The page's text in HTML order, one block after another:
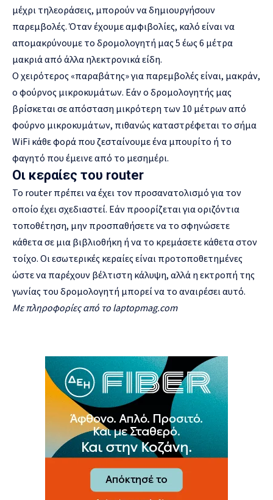
μέχρι τηλεοράσεις, μπορούν να δημιουργήσουν
παρεμβολές. Όταν έχουμε αμφιβολίες, καλό είναι να
απομακρύνουμε το δρομολογητή μας 5 έως 6 μέτρα
μακριά από άλλα ηλεκτρονικά είδη.
Ο χειρότερος «παραβάτης» για παρεμβολές είναι, μακράν,
ο φούρνος μικροκυμάτων. Εάν ο δρομολογητής μας
βρίσκεται σε απόσταση μικρότερη των 10 μέτρων από
φούρνο μικροκυμάτων, πιθανώς καταστρέφεται το σήμα
WiFi κάθε φορά που ζεσταίνουμε ένα μπουρίτο ή το
φαγητό που έμεινε από το μεσημέρι.
Οι κεραίες του router
Το router πρέπει να έχει τον προσανατολισμό για τον
οποίο έχει σχεδιαστεί. Εάν προορίζεται για οριζόντια
τοποθέτηση, μην προσπαθήσετε να το σφηνώσετε
κάθετα σε μια βιβλιοθήκη ή να το κρεμάσετε κάθετα στον
τοίχο. Οι εσωτερικές κεραίες είναι προτοποθετημένες
ώστε να παρέχουν βέλτιστη κάλυψη, αλλά η εκτροπή της
γωνίας του δρομολογητή μπορεί να το αναιρέσει αυτό.
Με πληροφορίες από το laptopmag.com